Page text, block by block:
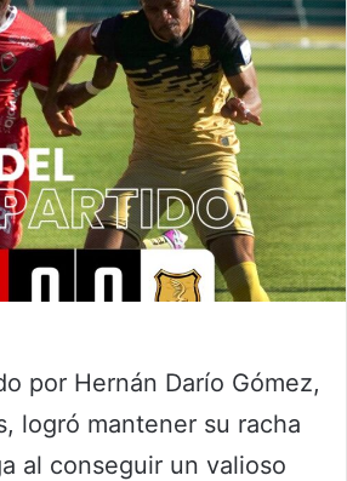
por Hernán Darío Gómez,
logró mantener su racha
al conseguir un valioso